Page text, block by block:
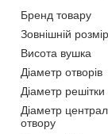
Бренд товару
Зовнішній
Висота вушка
Діаметр отворів
Діаметр решітки
Діаметр
отвору